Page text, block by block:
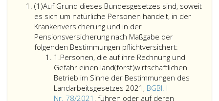
(1)Absatz
eins
Auf Grund dieses Bundesgesetzes sind, soweit
es sich um natürliche Personen handelt, in der
Krankenversicherung und in der
Pensionsversicherung nach Maßgabe der
folgenden Bestimmungen pflichtversichert:
1.Ziffer
eins
Personen, die auf ihre Rechnung und
Gefahr einen land(forst)wirtschaftlichen
Betrieb im Sinne der Bestimmungen des
Landarbeitsgesetzes 2021, BGBl. I
Nr. 78/2021 , führen oder auf deren